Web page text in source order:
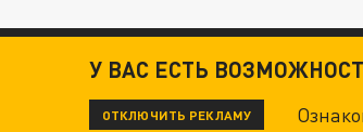
У ВАС ЕСТЬ
ОТКЛЮЧИТЬ РЕКЛАМУ